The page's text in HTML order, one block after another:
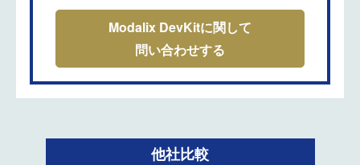
Modalix DevKitに関して
問い合わせする
他社比較